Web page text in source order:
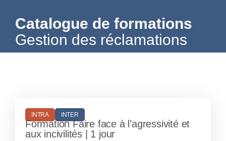
Gestion des réclamations
Catalogue de formations
INTRA INTER
Formation Faire face à l’agressivité et
aux incivilités | 1 jour